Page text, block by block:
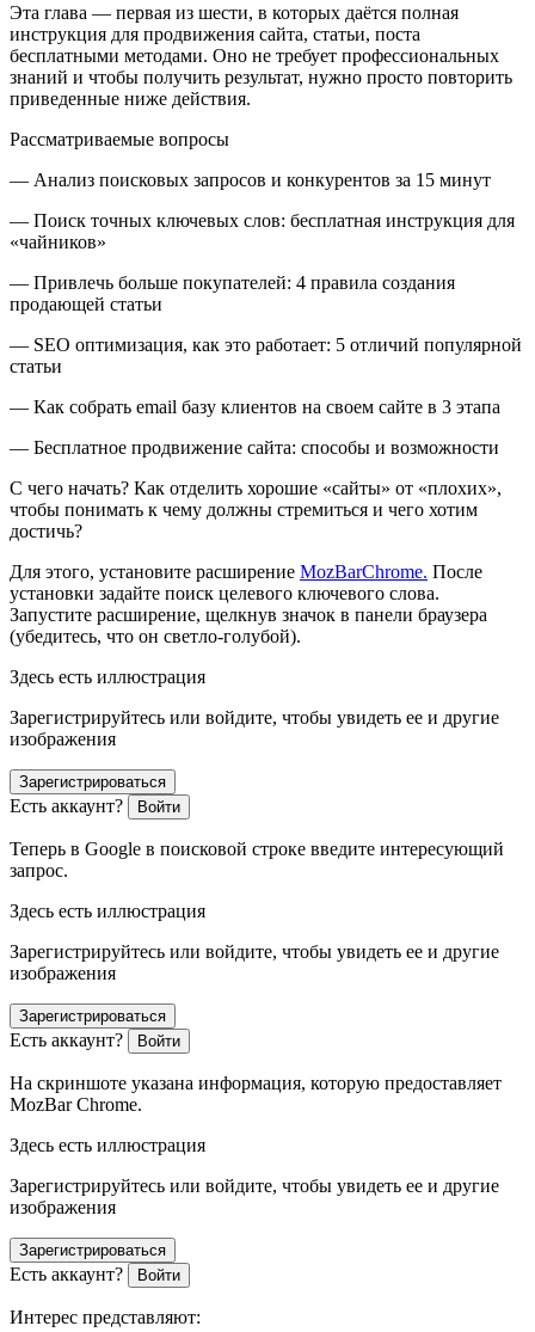
Эта глава — первая из шести, в которых даётся полная
инструкция для продвижения сайта, статьи, поста
бесплатными методами. Оно не требует профессиональных
знаний и чтобы получить результат, нужно просто повторить
приведенные ниже действия.
Рассматриваемые вопросы
— Анализ поисковых запросов и конкурентов за 15 минут
— Поиск точных ключевых слов: бесплатная инструкция для
«чайников»
— Привлечь больше покупателей: 4 правила создания
продающей статьи
— SEO оптимизация, как это работает: 5 отличий популярной
статьи
— Как собрать email базу клиентов на своем сайте в 3 этапа
— Бесплатное продвижение сайта: способы и возможности
С чего начать? Как отделить хорошие «сайты» от «плохих»,
чтобы понимать к чему должны стремиться и чего хотим
достичь?
Для этого, установите расширение MozBarChrome. После
установки задайте поиск целевого ключевого слова.
Запустите расширение, щелкнув значок в панели браузера
(убедитесь, что он светло-голубой).
Здесь есть иллюстрация
Зарегистрируйтесь или войдите, чтобы увидеть ее и другие
изображения
Зарегистрироваться
Есть аккаунт? Войти
Теперь в Google в поисковой строке введите интересующий
запрос.
Здесь есть иллюстрация
Зарегистрируйтесь или войдите, чтобы увидеть ее и другие
изображения
Зарегистрироваться
Есть аккаунт? Войти
На скриншоте указана информация, которую предоставляет
MozBar Chrome.
Здесь есть иллюстрация
Зарегистрируйтесь или войдите, чтобы увидеть ее и другие
изображения
Зарегистрироваться
Есть аккаунт? Войти
Интерес представляют: